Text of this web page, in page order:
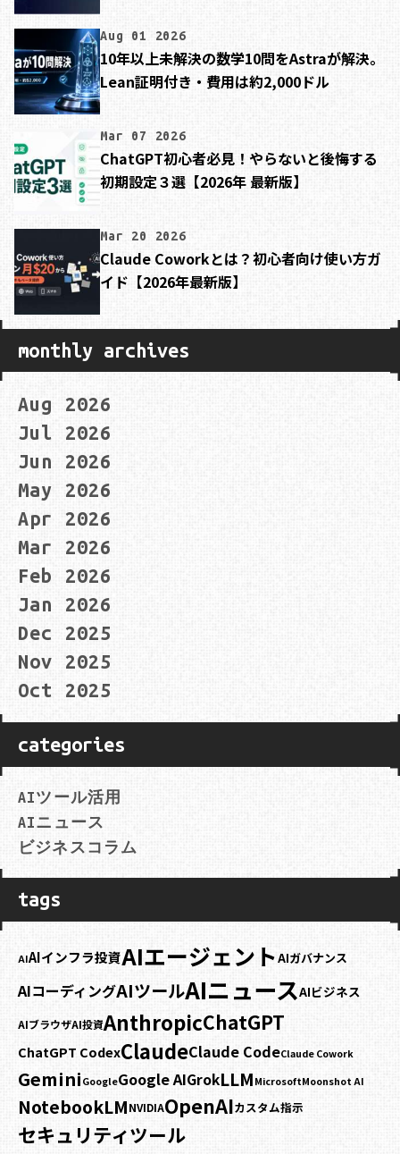
Aug 01 2026
10年以上未解決の数学10問をAstraが解決。
Lean証明付き・費用は約2,000ドル
Mar 07 2026
ChatGPT初心者必見！やらないと後悔する
初期設定３選【2026年 最新版】
Mar 20 2026
Claude Coworkとは？初心者向け使い方ガ
イド【2026年最新版】
monthly archives
Aug 2026
Jul 2026
Jun 2026
May 2026
Apr 2026
Mar 2026
Feb 2026
Jan 2026
Dec 2025
Nov 2025
Oct 2025
categories
AIツール活用
AIニュース
ビジネスコラム
tags
AIAIインフラ投資AIエージェントAIガバナンス
AIコーディングAIツールAIニュースAIビジネス
AIブラウザAI投資AnthropicChatGPT
ChatGPT CodexClaudeClaude CodeClaude Cowork
Gemini GoogleGoogle AIGrokLLM MicrosoftMoonshot AI
NotebookLMNVIDIAOpenAIカスタム指示
セキュリティツール